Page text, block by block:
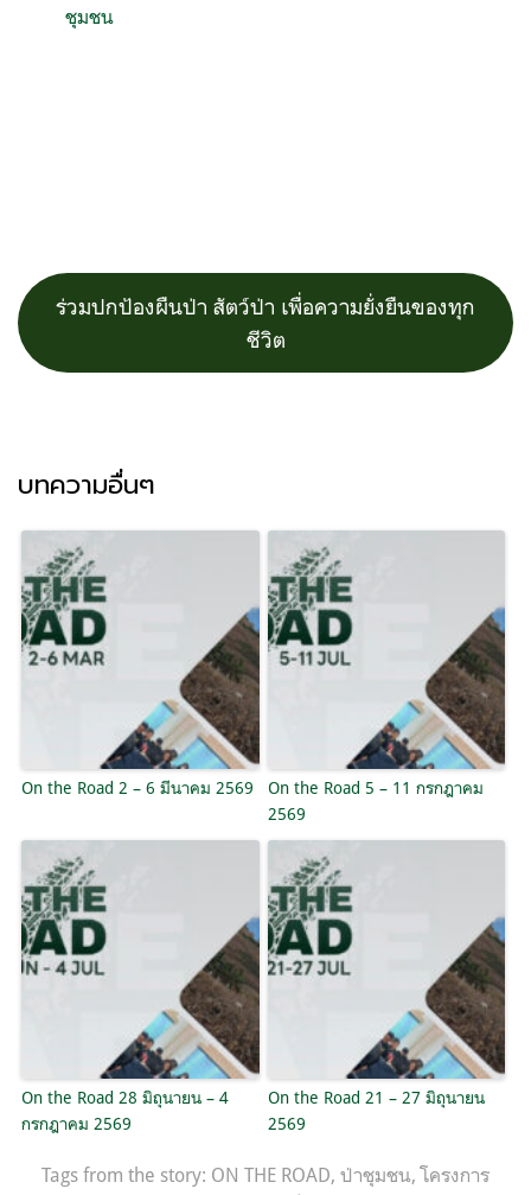
ชุมชน
ร่วมปกป้องผืนป่า สัตว์ป่า เพื่อความยั่งยืนของทุก
ชีวิต
บทความอื่นๆ
On the Road 2 – 6 มีนาคม 2569
On the Road 5 – 11 กรกฎาคม
2569
On the Road 28 มิถุนายน – 4
กรกฎาคม 2569
On the Road 21 – 27 มิถุนายน
2569
Tags from the story: ON THE ROAD, ป่าชุมชน,โครงการ